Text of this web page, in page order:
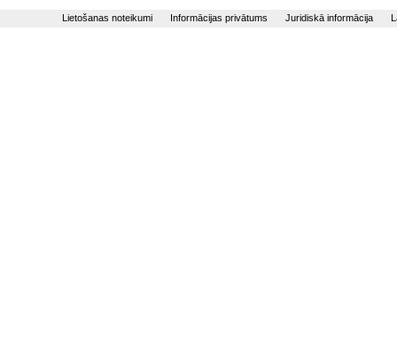
Lietošanas noteikumi Informācijas privātums Juridiskā informācija